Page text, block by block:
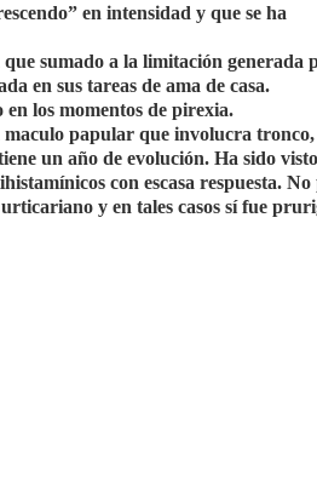
en intensidad y que se ha
sumado a la limitación
en sus tareas de ama de casa.
en los momentos de pirexia.
papular que involucra
un año de evolución. Ha sido
con escasa respuesta.
y en tales casos sí fue